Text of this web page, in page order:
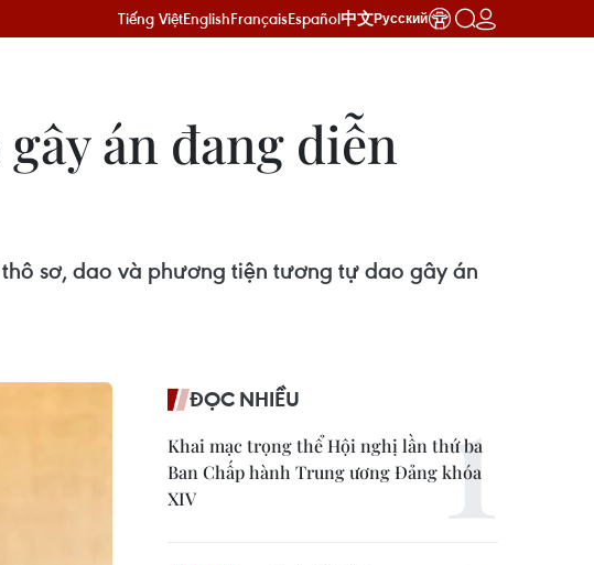
Tiếng ViệtEnglishFrançaisEspañol中文Русский
án đang diễn
sơ, dao và phương tiện tương tự dao gây án
ĐỌC NHIỀU
Khai mạc trọng thể Hội nghị lần thứ ba
Ban Chấp hành Trung ương Đảng khóa
XIV